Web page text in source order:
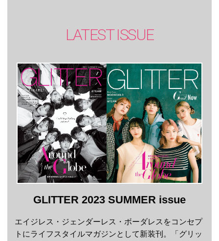
LATEST ISSUE
GLITTER 2023 SUMMER issue
エイジレス・ジェンダーレス・ボーダレスをコンセプ
トにライフスタイルマガジンとして新装刊。「グリッ